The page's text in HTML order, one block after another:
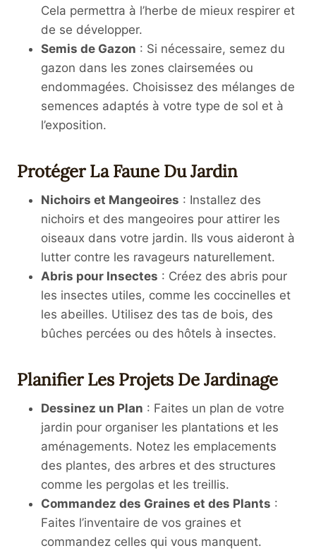
Cela permettra à l’herbe de mieux respirer et
de se développer.
Semis de Gazon : Si nécessaire, semez du
gazon dans les zones clairsemées ou
endommagées. Choisissez des mélanges de
semences adaptés à votre type de sol et à
l’exposition.
Protéger La Faune Du Jardin
Nichoirs et Mangeoires : Installez des
nichoirs et des mangeoires pour attirer les
oiseaux dans votre jardin. Ils vous aideront à
lutter contre les ravageurs naturellement.
Abris pour Insectes : Créez des abris pour
les insectes utiles, comme les coccinelles et
les abeilles. Utilisez des tas de bois, des
bûches percées ou des hôtels à insectes.
Planifier Les Projets De Jardinage
Dessinez un Plan : Faites un plan de votre
jardin pour organiser les plantations et les
aménagements. Notez les emplacements
des plantes, des arbres et des structures
comme les pergolas et les treillis.
Commandez des Graines et des Plants :
Faites l’inventaire de vos graines et
commandez celles qui vous manquent.